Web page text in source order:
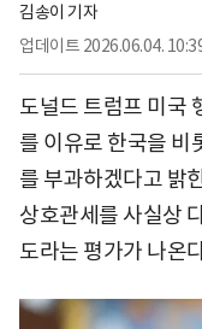
김송이 기자
업데이트 2026.06.04.
도널드 트럼프 미국
를 이유로 한국을 비
를 부과하겠다고 밝
상호관세를 사실상
도라는 평가가 나온